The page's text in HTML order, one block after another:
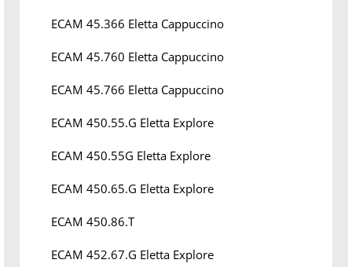
ECAM 45.366 Eletta Cappuccino
ECAM 45.760 Eletta Cappuccino
ECAM 45.766 Eletta Cappuccino
ECAM 450.55.G Eletta Explore
ECAM 450.55G Eletta Explore
ECAM 450.65.G Eletta Explore
ECAM 450.86.T
ECAM 452.67.G Eletta Explore